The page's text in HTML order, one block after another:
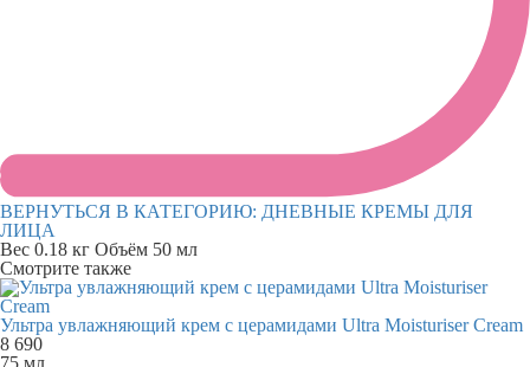
ВЕРНУТЬСЯ В КАТЕГОРИЮ: ДНЕВНЫЕ КРЕМЫ ДЛЯ
ЛИЦА
Вес 0.18 кг Объём 50 мл
Смотрите также
Ультра увлажняющий крем с церамидами Ultra Moisturiser Cream
8 690
75 мл